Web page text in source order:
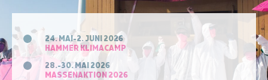
24. MAI-2. JUNI 2026
HAMMER KLIMACAMP
28.-30. MAI 2026
MASSENAKTION 2026